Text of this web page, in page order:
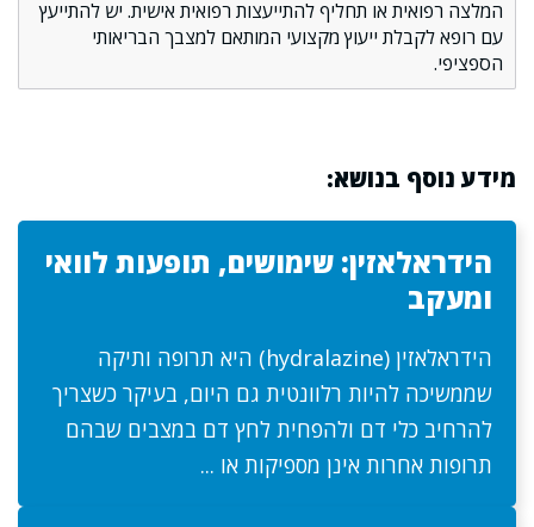
המלצה רפואית או תחליף להתייעצות רפואית אישית. יש להתייעץ
עם רופא לקבלת ייעוץ מקצועי המותאם למצבך הבריאותי
הספציפי.
מידע נוסף בנושא:
הידראלאזין: שימושים, תופעות לוואי
ומעקב
הידראלאזין (hydralazine) היא תרופה ותיקה
שממשיכה להיות רלוונטית גם היום, בעיקר כשצריך
להרחיב כלי דם ולהפחית לחץ דם במצבים שבהם
תרופות אחרות אינן מספיקות או ...